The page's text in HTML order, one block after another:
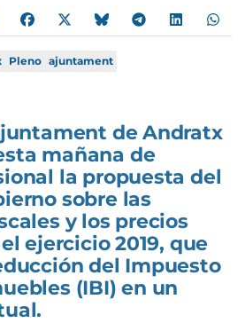
Pleno ajuntament
de Andratx
mañana de
la propuesta del
sobre las
y los precios
ejercicio 2019, que
del Impuesto
(IBI) en un